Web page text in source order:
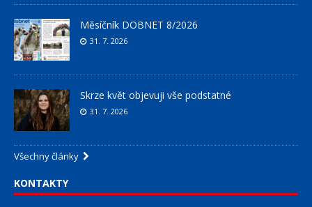
Měsíčník DOBNET 8/2026
31. 7. 2026
Skrze květ objevuji vše podstatné
31. 7. 2026
Všechny články
KONTAKTY